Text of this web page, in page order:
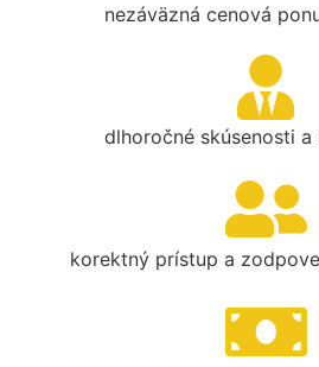
nezáväzná cenová
dlhoročné skúsenosti a
korektný prístup a